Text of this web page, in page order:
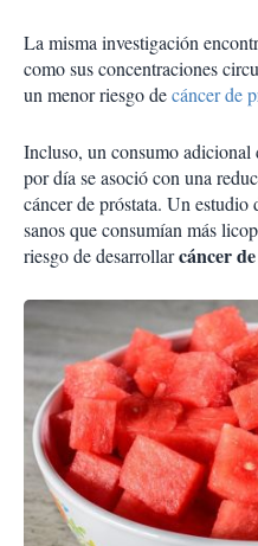
La misma investigación
como sus concentraciones
un menor riesgo decáncer de
Incluso, un consumo
por día se asoció con una
cáncer de próstata. Un estudio
sanos que consumían más
riesgo de desarrollarcáncer